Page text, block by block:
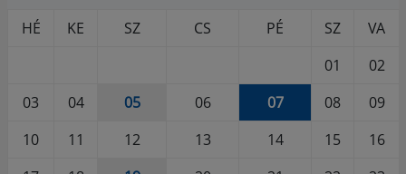
HÉ
KE SZ CS PÉ SZ
VA
01
02
03
04 05 06 07 08
09
10
11 12 13 14 15
16